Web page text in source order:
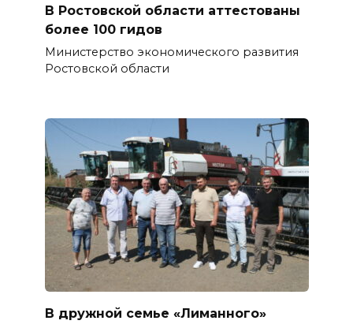
В Ростовской области аттестованы
более 100 гидов
Министерство экономического развития
Ростовской области
В дружной семье «Лиманного»